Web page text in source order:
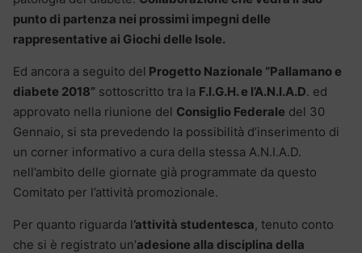
punto di partenza nei prossimi impegni delle
rappresentative ai Giochi delle Isole.
Ed ancora a seguito del Progetto Nazionale “Pallamano e
diabete 2018” sottoscritto tra la F.I.G.H. e l’A.N.I.A.D. ed
approvato nella riunione del Consiglio Federale del 30
Gennaio, si sta prevedendo la possibilità d’inserimento di
un corner informativo a cura della stessa A.N.I.A.D.
nell’ambito delle giornate già programmate da questo
Comitato per l’attività promozionale.
Per quanto riguarda l’attività studentesca, tenuto conto
che si è registrato un’adesione alla disciplina della